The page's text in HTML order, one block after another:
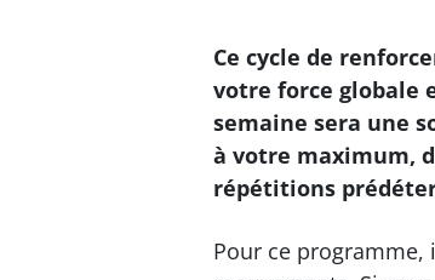
Ce cycle de
votre force globale
semaine sera une
à votre maximum,
répétitions
Pour ce